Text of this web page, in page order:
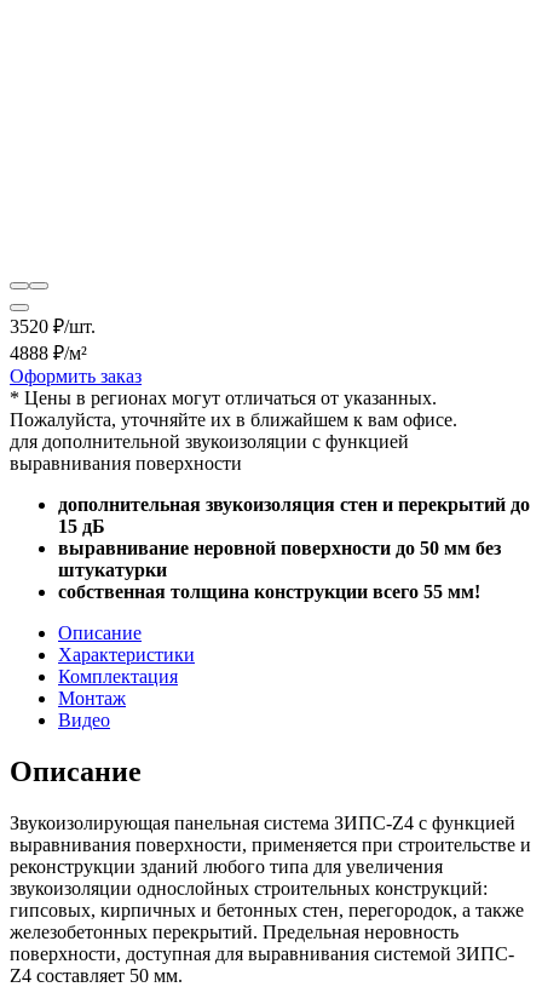
3520 ₽/шт.
4888 ₽/м²
Оформить заказ
* Цены в регионах могут отличаться от указанных.
Пожалуйста, уточняйте их в ближайшем к вам офисе.
для дополнительной звукоизоляции с функцией
выравнивания поверхности
дополнительная звукоизоляция стен и перекрытий до
15 дБ
выравнивание неровной поверхности до 50 мм без
штукатурки
собственная толщина конструкции всего 55 мм!
Описание
Характеристики
Комплектация
Монтаж
Видео
Описание
Звукоизолирующая панельная система ЗИПС-Z4 c функцией
выравнивания поверхности, применяется при строительстве и
реконструкции зданий любого типа для увеличения
звукоизоляции однослойных строительных конструкций:
гипсовых, кирпичных и бетонных стен, перегородок, а также
железобетонных перекрытий. Предельная неровность
поверхности, доступная для выравнивания системой ЗИПС-
Z4 составляет 50 мм.